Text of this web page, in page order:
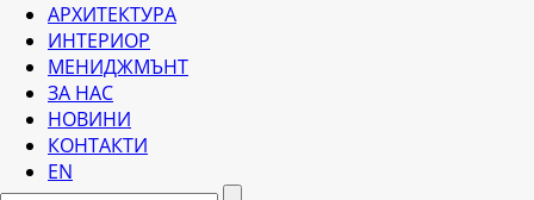
АРХИТЕКТУРА
ИНТЕРИОР
МЕНИДЖМЪНТ
ЗА НАС
НОВИНИ
КОНТАКТИ
EN